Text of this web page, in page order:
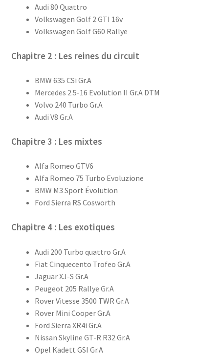
Audi 80 Quattro
Volkswagen Golf 2 GTI 16v
Volkswagen Golf G60 Rallye
Chapitre 2 : Les reines du circuit
BMW 635 CSi Gr.A
Mercedes 2.5-16 Evolution II Gr.A DTM
Volvo 240 Turbo Gr.A
Audi V8 Gr.A
Chapitre 3 : Les mixtes
Alfa Romeo GTV6
Alfa Romeo 75 Turbo Evoluzione
BMW M3 Sport Évolution
Ford Sierra RS Cosworth
Chapitre 4 : Les exotiques
Audi 200 Turbo quattro Gr.A
Fiat Cinquecento Trofeo Gr.A
Jaguar XJ-S Gr.A
Peugeot 205 Rallye Gr.A
Rover Vitesse 3500 TWR Gr.A
Rover Mini Cooper Gr.A
Ford Sierra XR4i Gr.A
Nissan Skyline GT-R R32 Gr.A
Opel Kadett GSI Gr.A